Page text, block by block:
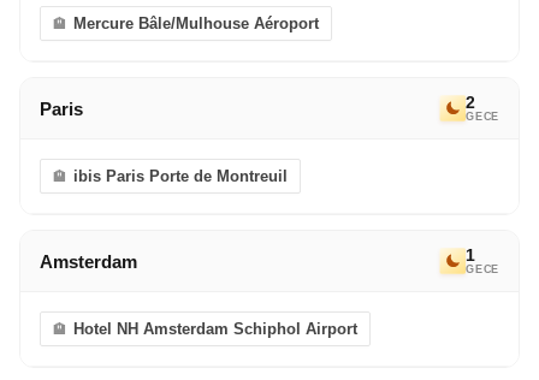
Mercure Bâle/Mulhouse Aéroport
Paris 2
GECE
ibis Paris Porte de Montreuil
Amsterdam 1
GECE
Hotel NH Amsterdam Schiphol Airport